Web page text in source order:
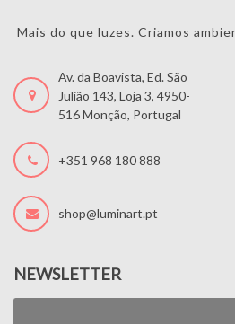
Mais do que luzes. Criamos
Av. da Boavista, Ed. São
Julião 143, Loja 3, 4950-
516 Monção, Portugal
+351 968 180 888
shop@luminart.pt
NEWSLETTER